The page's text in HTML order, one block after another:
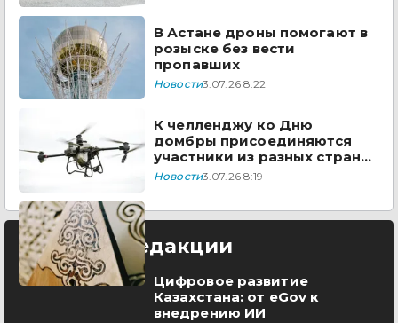
В Астане дроны помогают в
розыске без вести
пропавших
Новости3.07.26 8:22
К челленджу ко Дню
домбры присоединяются
участники из разных стран
мира
Новости3.07.26 8:19
Выбор редакции
Цифровое развитие
Казахстана: от eGov к
внедрению ИИ